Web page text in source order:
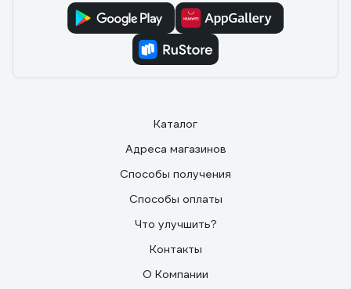
Каталог
Адреса магазинов
Способы получения
Способы оплаты
Что улучшить?
Контакты
О Компании